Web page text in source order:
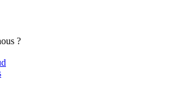
?